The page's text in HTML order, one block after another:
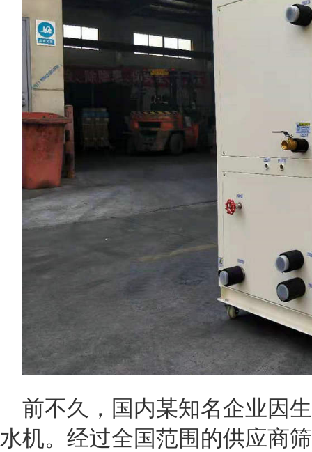
前不久，国内某知名企业因
水机。经过全国范围的供应商